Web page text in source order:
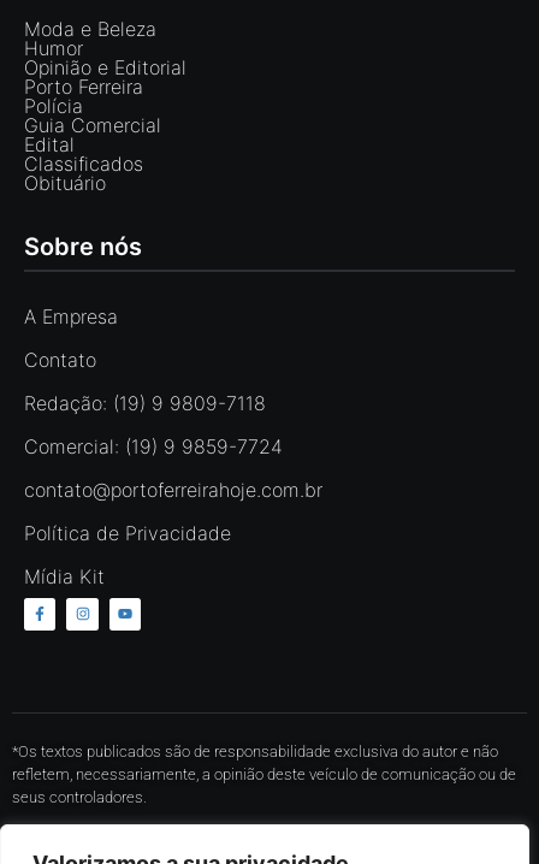
Moda e Beleza
Humor
Opinião e Editorial
Porto Ferreira
Polícia
Guia Comercial
Edital
Classificados
Obituário
Sobre nós
A Empresa
Contato
Redação: (19) 9 9809-7118
Comercial: (19) 9 9859-7724
contato@portoferreirahoje.com.br
Política de Privacidade
Mídia Kit
*Os textos publicados são de responsabilidade exclusiva do autor e não
refletem, necessariamente, a opinião deste veículo de comunicação ou de
seus controladores.